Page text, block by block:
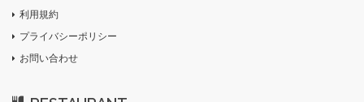
利用規約
プライバシーポリシー
お問い合わせ